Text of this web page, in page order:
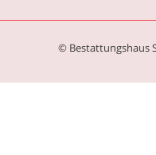
© Bestattungshaus